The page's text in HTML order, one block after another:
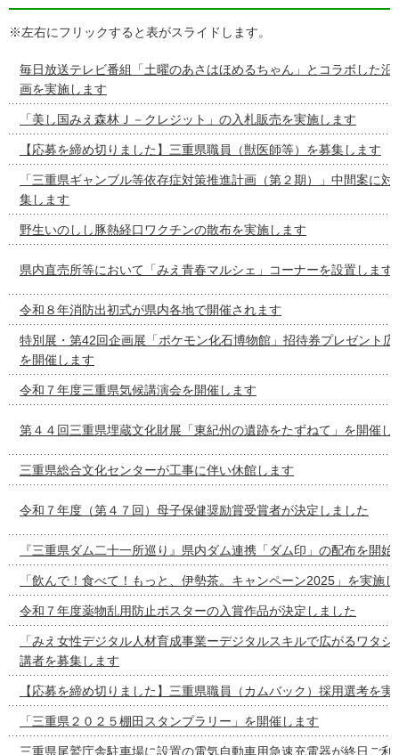
※左右にフリックすると表がスライドします。
毎日放送テレビ番組「土曜のあさはほめるちゃん」とコラボした沿
画を実施します
「美し国みえ森林Ｊ－クレジット」の入札販売を実施します
【応募を締め切りました】三重県職員（獣医師等）を募集します
「三重県ギャンブル等依存症対策推進計画（第２期）」中間案に
集します
野生いのしし豚熱経口ワクチンの散布を実施します
県内直売所等において「みえ青春マルシェ」コーナーを設置します
令和８年消防出初式が県内各地で開催されます
特別展・第42回企画展「ポケモン化石博物館」招待券プレゼント
を開催します
令和７年度三重県気候講演会を開催します
第４４回三重県埋蔵文化財展「東紀州の遺跡をたずねて」を開催し
三重県総合文化センターが工事に伴い休館します
令和７年度（第４７回）母子保健奨励賞受賞者が決定しました
『三重県ダム二十一所巡り』県内ダム連携「ダム印」の配布を開始
「飲んで！食べて！もっと、伊勢茶。キャンペーン2025」を実施
令和７年度薬物乱用防止ポスターの入賞作品が決定しました
「みえ女性デジタル人材育成事業ーデジタルスキルで広がるワタ
講者を募集します
【応募を締め切りました】三重県職員（カムバック）採用選考を実
「三重県２０２５棚田スタンプラリー」を開催します
三重県尾鷲庁舎駐車場に設置の電気自動車用急速充電器が終日ご利